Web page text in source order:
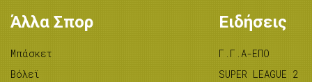
Άλλα Σπορ
Μπάσκετ
Βόλεϊ
Ειδήσεις
Γ.Γ.Α-ΕΠΟ
SUPER LEAGUE 2